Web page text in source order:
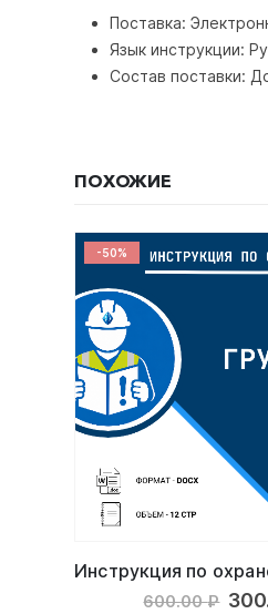
Поставка:
Язык инструкции:
Состав поставки:
ПОХОЖИЕ
-50%
600.00₽